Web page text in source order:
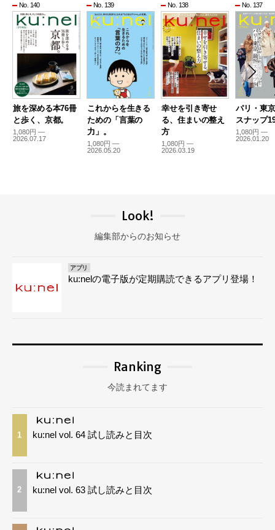
No. 140
旅を深める本76冊
と歩く、京都。
1,080円 —
2026.07.17
No. 139
これからを生きる
ための「言葉の
力」。
1,080円 —
2026.05.20
No. 138
幸せを引き寄せ
る、住まいの整え
方
1,080円 —
2026.03.19
No. 137
パリ・東
スナップ
1,080円 —
2026.01.20
Look!
編集部からのお知らせ
アプリ
ku:nelの電子版が定期購読できるアプリ登場！
Ranking
今読まれてます
1 ku:nel vol. 64 試し読みと目次
2 ku:nel vol. 63 試し読みと目次